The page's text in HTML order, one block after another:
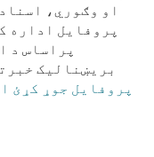
او وګوري،
پروفایل اداره
پراساس د
بریښنالیک
پروفایل جوړ کړئ